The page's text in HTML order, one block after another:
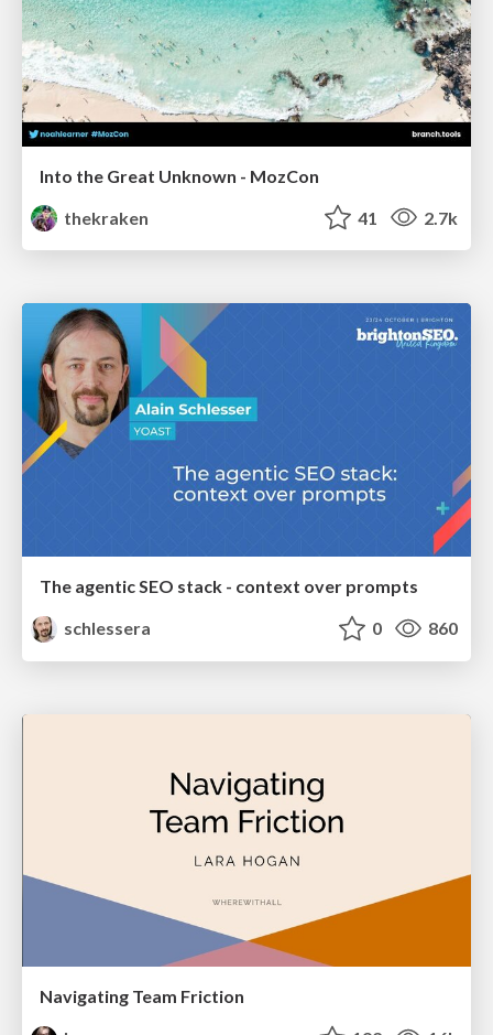
Into the Great Unknown - MozCon
thekraken
41 2.7k
The agentic SEO stack - context over prompts
schlessera
0 860
Navigating Team Friction